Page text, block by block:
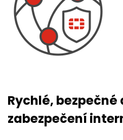
Rychlé,
zabezpečení